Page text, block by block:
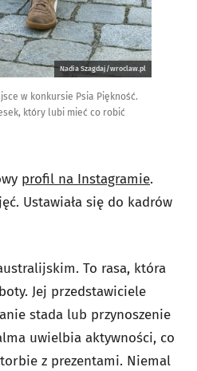
Nadia Szagdaj/wroclaw.pl
w konkursie Psia Piękność.
który lubi mieć co robić
profil na Instagramie.
Ustawiała się do kadrów
To rasa, która
Jej przedstawiciele
stada lub przynoszenie
uwielbia aktywności, co
z prezentami. Niemal